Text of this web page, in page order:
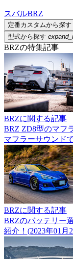
スバルBRZ
定番カスタムから探す
型式から探す
BRZの特集記事
BRZに関する記事
BRZ ZD8型のマフ
マフラーサウンド
BRZに関する記事
BRZのバッテリー
紹介！(2023年01月